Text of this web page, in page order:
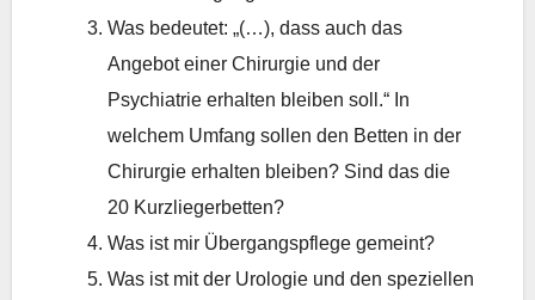
Was bedeutet: „(…), dass auch das
Angebot einer Chirurgie und der
Psychiatrie erhalten bleiben soll.“ In
welchem Umfang sollen den Betten in der
Chirurgie erhalten bleiben? Sind das die
20 Kurzliegerbetten?
Was ist mir Übergangspflege gemeint?
Was ist mit der Urologie und den speziellen